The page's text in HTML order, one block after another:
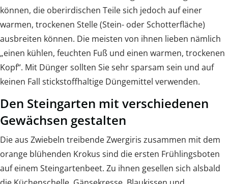
können, die oberirdischen Teile sich jedoch auf einer
warmen, trockenen Stelle (Stein- oder Schotterfläche)
ausbreiten können. Die meisten von ihnen lieben nämlich
„einen kühlen, feuchten Fuß und einen warmen, trockenen
Kopf“. Mit Dünger sollten Sie sehr sparsam sein und auf
keinen Fall stickstoffhaltige Düngemittel verwenden.
Den Steingarten mit verschiedenen
Gewächsen gestalten
Die aus Zwiebeln treibende Zwergiris zusammen mit dem
orange blühenden Krokus sind die ersten Frühlingsboten
auf einem Steingartenbeet. Zu ihnen gesellen sich alsbald